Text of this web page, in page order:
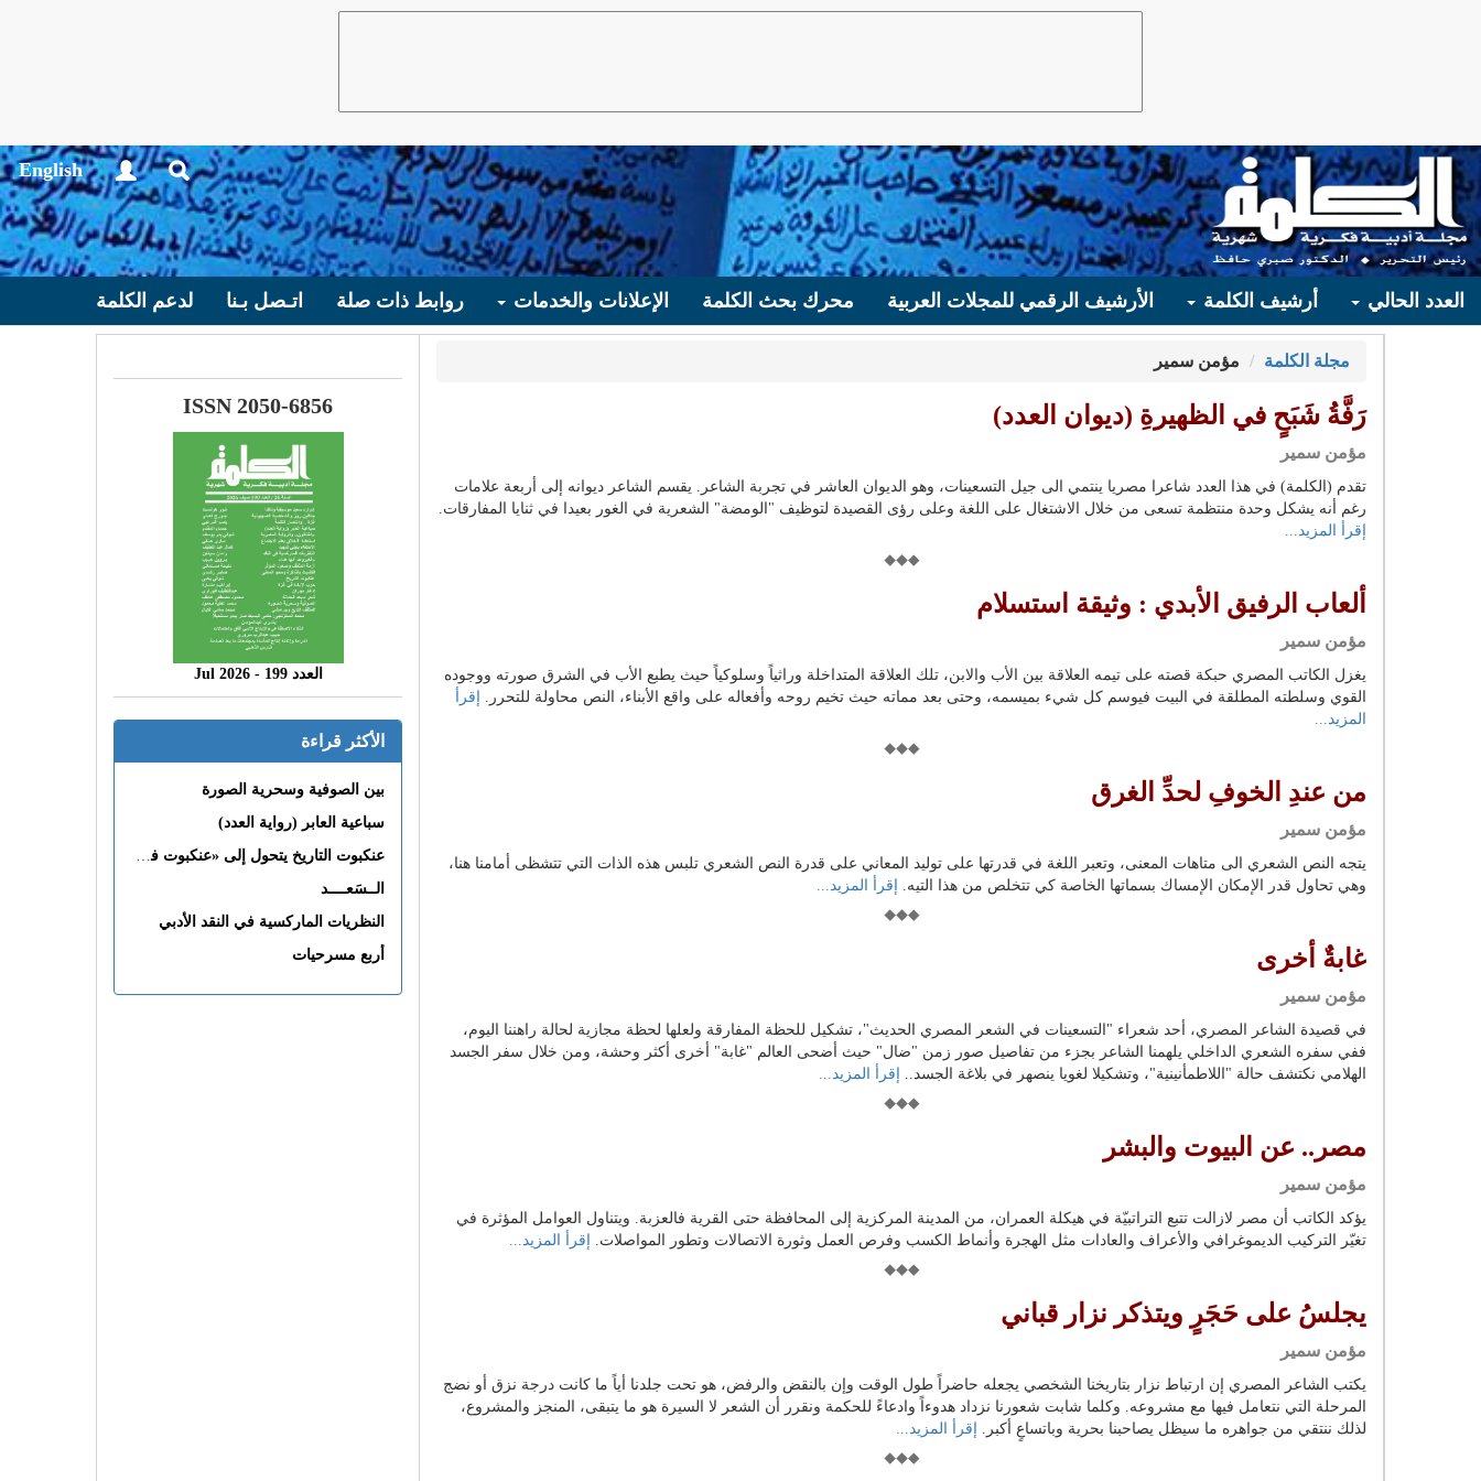
English
العدد الحالي أرشيف الكلمة الأرشيف الرقمي للمجلات العربية محرك بحث الكلمة الإعلانات والخدمات روابط ذات صلة اتـصل بـنا لدعم الكلمة
مجلة الكلمة مؤمن سمير
رَفَّةُ شَبَحٍ في الظهيرةِ (ديوان العدد)
مؤمن سمير
تقدم (الكلمة) في هذا العدد شاعرا مصريا ينتمي الى جيل التسعينات، وهو الديوان العاشر في تجربة الشاعر. يقسم الشاعر ديوانه إلى أربعة علامات
رغم أنه يشكل وحدة منتظمة تسعى من خلال الاشتغال على اللغة وعلى رؤى القصيدة لتوظيف "الومضة" الشعرية في الغور بعيدا في ثنايا المفارقات.
إقرأ المزيد...
ألعاب الرفيق الأبدي : وثيقة استسلام
مؤمن سمير
يغزل الكاتب المصري حبكة قصته على تيمه العلاقة بين الأب والابن، تلك العلاقة المتداخلة وراثياً وسلوكياً حيث يطبع الأب في الشرق صورته ووجوده
القوي وسلطته المطلقة في البيت فيوسم كل شيء بميسمه، وحتى بعد مماته حيث تخيم روحه وأفعاله على واقع الأبناء، النص محاولة للتحرر.
إقرأ
المزيد...
من عندِ الخوفِ لحدِّ الغرق
مؤمن سمير
يتجه النص الشعري الى متاهات المعنى، وتعبر اللغة في قدرتها على توليد المعاني على قدرة النص الشعري تلبس هذه الذات التي تتشظى أمامنا هنا،
وهي تحاول قدر الإمكان الإمساك بسماتها الخاصة كي تتخلص من هذا التيه.
إقرأ المزيد...
غابةٌ أخرى
مؤمن سمير
في قصيدة الشاعر المصري، أحد شعراء "التسعينات في الشعر المصري الحديث"، تشكيل للحظة المفارقة ولعلها لحظة مجازية لحالة راهننا اليوم،
ففي سفره الشعري الداخلي يلهمنا الشاعر بجزء من تفاصيل صور زمن "ضال" حيث أضحى العالم "غابة" أخرى أكثر وحشة، ومن خلال سفر الجسد
الهلامي نكتشف حالة "اللاطمأنينية"، وتشكيلا لغويا ينصهر في بلاغة الجسد..
إقرأ المزيد...
مصر.. عن البيوت والبشر
مؤمن سمير
يؤكد الكاتب أن مصر لازالت تتبع التراتبيّة في هيكلة العمران، من المدينة المركزية إلى المحافظة حتى القرية فالعزبة. ويتناول العوامل المؤثرة في
تغيّر التركيب الديموغرافي والأعراف والعادات مثل الهجرة وأنماط الكسب وفرص العمل وثورة الاتصالات وتطور المواصلات.
إقرأ المزيد...
يجلسُ على حَجَرٍ ويتذكر نزار قباني
مؤمن سمير
يكتب الشاعر المصري إن ارتباط نزار بتاريخنا الشخصي يجعله حاضراً طول الوقت وإن بالنقض والرفض، هو تحت جلدنا أياً ما كانت درجة نزق أو نضج
المرحلة التي نتعامل فيها مع مشروعه. وكلما شابت شعورنا نزداد هدوءاً وادعاءً للحكمة ونقرر أن الشعر لا السيرة هو ما يتبقى، المنجز والمشروع،
لذلك ننتقي من جواهره ما سيظل يصاحبنا بحرية وباتساعٍ أكبر.
إقرأ المزيد...
ISSN 2050-6856
العدد 199 - 2026 Jul
الأكثر قراءة
بين الصوفية وسحرية الصورة
سباعية العابر (رواية العدد)
عنكبوت التاريخ يتحول إلى «عنكبوت فى القلب»
الــسَعــــد
النظريات الماركسية في النقد الأدبي
أربع مسرحيات